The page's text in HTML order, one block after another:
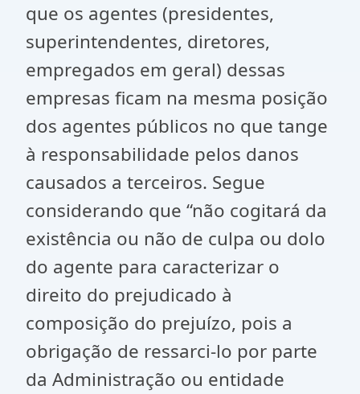
que os agentes (presidentes,
superintendentes, diretores,
empregados em geral) dessas
empresas ficam na mesma posição
dos agentes públicos no que tange
à responsabilidade pelos danos
causados a terceiros. Segue
considerando que “não cogitará da
existência ou não de culpa ou dolo
do agente para caracterizar o
direito do prejudicado à
composição do prejuízo, pois a
obrigação de ressarci-lo por parte
da Administração ou entidade